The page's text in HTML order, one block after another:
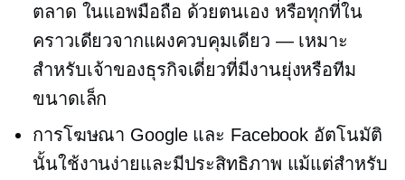
ตลาด ในแอพมือถือ ด้วยตนเอง หรือทุกที่ใน
คราวเดียวจากแผงควบคุมเดียว — เหมาะ
สำหรับเจ้าของธุรกิจเดี่ยวที่มีงานยุ่งหรือทีม
ขนาดเล็ก
การโฆษณา Google และ Facebook อัตโนมัติ
นั้นใช้งานง่ายและมีประสิทธิภาพ แม้แต่สำหรับ